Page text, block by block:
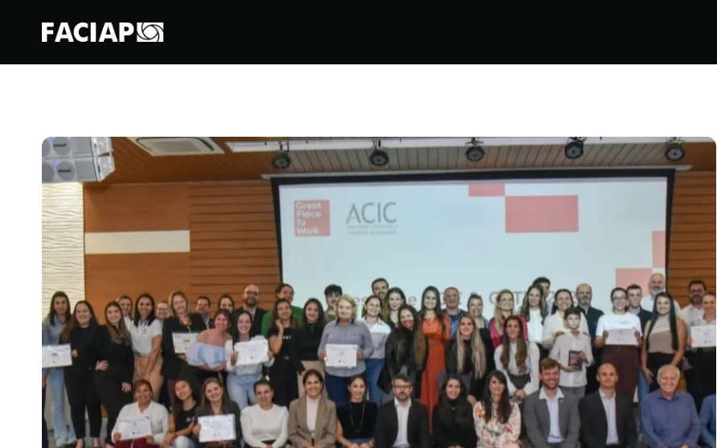
FACIAPE